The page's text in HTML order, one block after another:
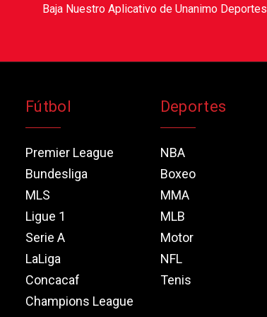
Baja Nuestro Aplicativo de Unanimo Deportes
Fútbol
Premier League
Bundesliga
MLS
Ligue 1
Serie A
LaLiga
Concacaf
Champions League
Deportes
NBA
Boxeo
MMA
MLB
Motor
NFL
Tenis